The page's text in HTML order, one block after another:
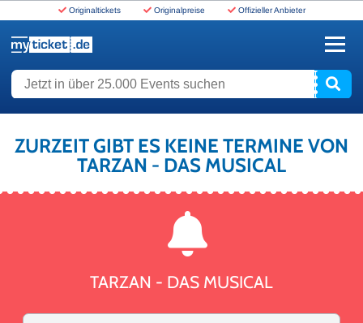
Originaltickets Originalpreise Offizieller Anbieter
Jetzt in über 25.000 Events suchen
ZURZEIT GIBT ES KEINE TERMINE VON
TARZAN - DAS MUSICAL
TARZAN - DAS MUSICAL